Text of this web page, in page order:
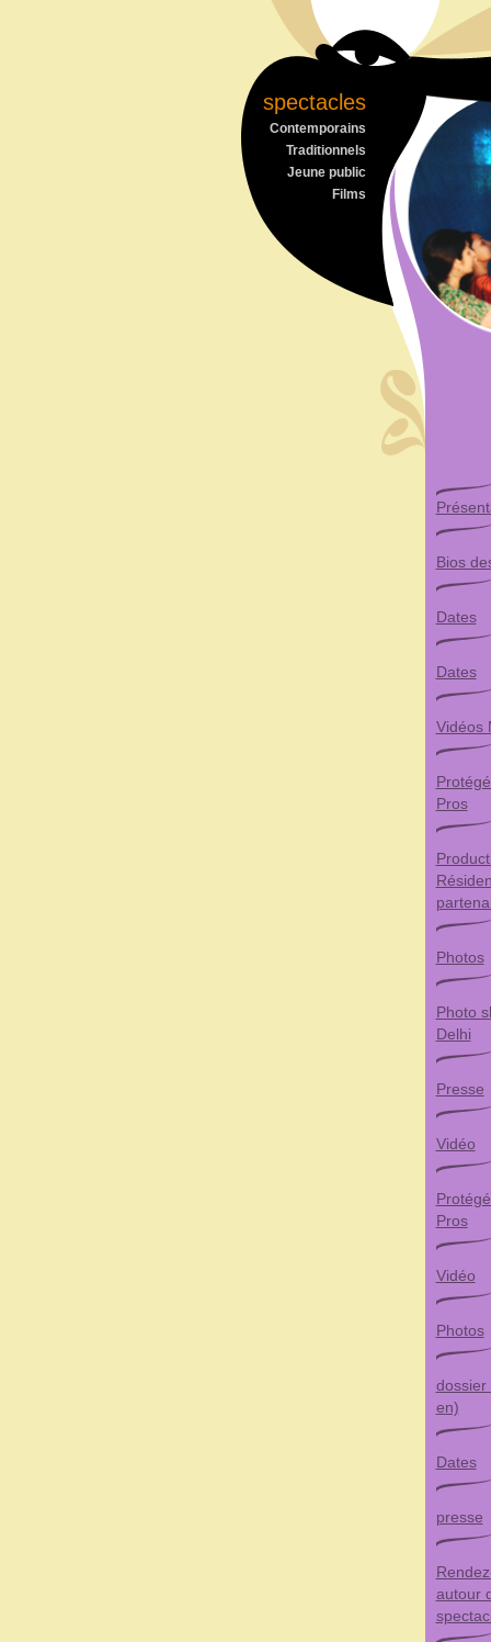
spectacles
Contemporains
Traditionnels
Jeune public
Films
Bios
Dates
Dates
Vidéos
Pros
Photos
Photo
Delhi
Presse
Vidéo
Pros
Vidéo
Photos
dossier
en)
Dates
presse
autour